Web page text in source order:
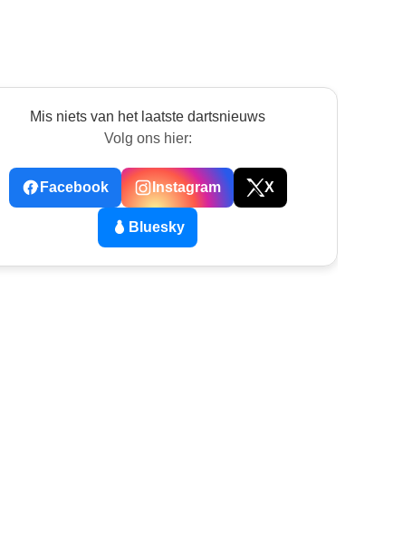
Mis niets van het laatste dartsnieuws
Volg ons hier:
Facebook Instagram X
Bluesky